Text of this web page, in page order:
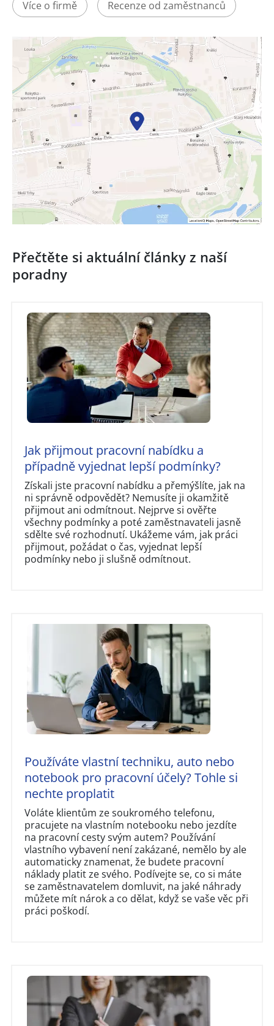
Více o firmě Recenze od zaměstnanců
Přečtěte si aktuální články z naší
poradny
Jak přijmout pracovní nabídku a
případně vyjednat lepší podmínky?
Získali jste pracovní nabídku a přemýšlíte, jak na
ni správně odpovědět? Nemusíte ji okamžitě
přijmout ani odmítnout. Nejprve si ověřte
všechny podmínky a poté zaměstnavateli jasně
sdělte své rozhodnutí. Ukážeme vám, jak práci
přijmout, požádat o čas, vyjednat lepší
podmínky nebo ji slušně odmítnout.
Používáte vlastní techniku, auto nebo
notebook pro pracovní účely? Tohle si
nechte proplatit
Voláte klientům ze soukromého telefonu,
pracujete na vlastním notebooku nebo jezdíte
na pracovní cesty svým autem? Používání
vlastního vybavení není zakázané, nemělo by ale
automaticky znamenat, že budete pracovní
náklady platit ze svého. Podívejte se, co si máte
se zaměstnavatelem domluvit, na jaké náhrady
můžete mít nárok a co dělat, když se vaše věc při
práci poškodí.